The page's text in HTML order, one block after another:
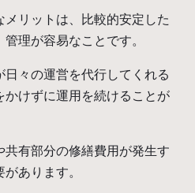
リットは、比較的安定した
理が容易なことです。
々の運営を代行してくれる
かけずに運用を続けることが
有部分の修繕費用が発生す
あります。